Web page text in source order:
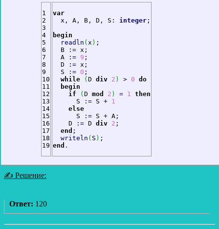
1
2
3
4
5
6
7
8
9
10
11
12
13
14
15
16
17
18
var
  х
, A , В , D , S : integer ;
begin
readln ( х ) ;
  В
: = х ;
  A
: = 9 ;
  D
: = х ;
  S
: = 0 ;
while
( D div 2 ) > 0 do
begin
if
( D mod 2 ) = 1 then
      S
: = S + 1
else
      S
: = S + A ;
    D
: = D div 2 ;
end ;
writeln ( S ) ;
end .
✍ Решение:
Ответ: 120